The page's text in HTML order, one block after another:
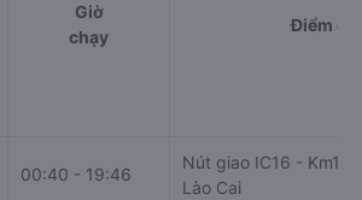
Giờ
chạy
Điểm đi
00:40 - 19:46
Nút giao IC16 -
Lào Cai